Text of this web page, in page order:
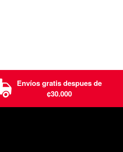
Envíos gratis despues de
¢30.000